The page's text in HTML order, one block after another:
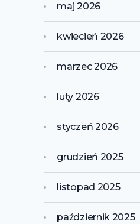
maj 2026
kwiecień 2026
marzec 2026
luty 2026
styczeń 2026
grudzień 2025
listopad 2025
październik 2025